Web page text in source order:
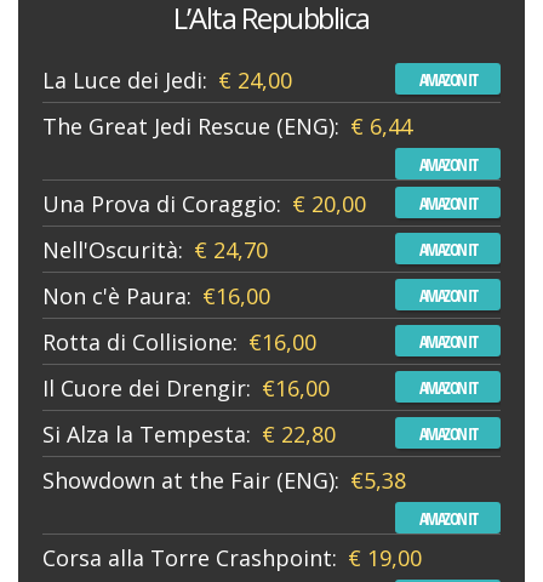
L’Alta Repubblica
La Luce dei Jedi: € 24,00 AMAZON IT
The Great Jedi Rescue (ENG): € 6,44
AMAZON IT
Una Prova di Coraggio: € 20,00 AMAZON IT
Nell'Oscurità: € 24,70 AMAZON IT
Non c'è Paura: €16,00 AMAZON IT
Rotta di Collisione: €16,00 AMAZON IT
Il Cuore dei Drengir: €16,00 AMAZON IT
Si Alza la Tempesta: € 22,80 AMAZON IT
Showdown at the Fair (ENG): €5,38
AMAZON IT
Corsa alla Torre Crashpoint: € 19,00